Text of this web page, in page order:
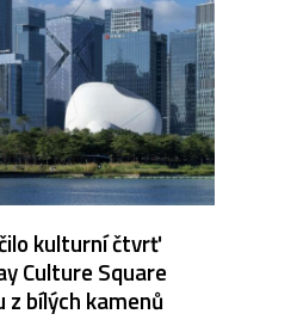
kulturní čtvrť
Culture Square
z bílých kamenů